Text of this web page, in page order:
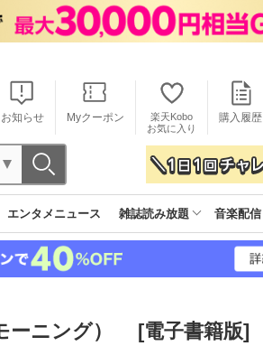
お知らせ Myクーポン
楽天Kobo
お気に入り
購入履歴
エンタメニュース 雑誌読み放題 音楽配信
ーニング） [電子書籍版]